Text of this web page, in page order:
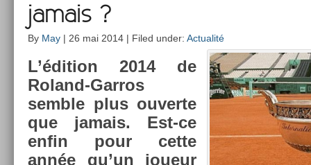
jamais ?
By May | 26 mai 2014 | Filed under: Actualité
L’édi­tion 2014 de
Roland-Garros
semble plus ouver­te
que jamais. Est-ce
enfin pour cette
année qu’un joueur